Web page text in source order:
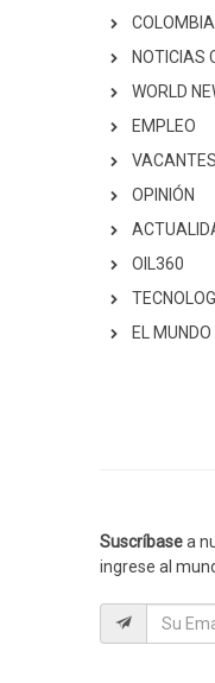
COLOMBIA
NOTICIAS
WORLD
EMPLEO
VACANTES
OPINIÓN
OIL360
EL
Suscríbasea
ingrese al